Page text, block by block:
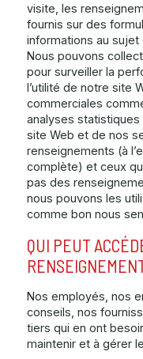
visite, les
fournis sur des
informations au
Nous pouvons
pour surveiller la
l’utilité de notre site
commerciales
analyses statistiques
site Web et de nos
renseignements (à
complète) et ceux
pas des
nous pouvons les
comme bon nous
QUI PEUT
Nos employés, nos
conseils, nos
tiers qui en ont
maintenir et à gérer